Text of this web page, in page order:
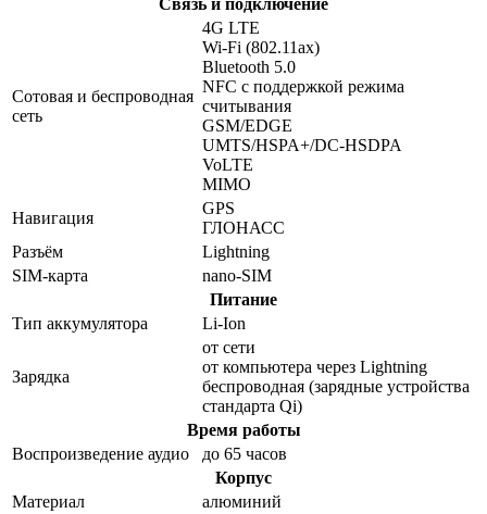
Сотовая и беспроводная
сеть
4G LTE
Wi-Fi (802.11​ax)
Bluetooth 5.0
NFC с поддержкой режима
считывания
GSM/EDGE
UMTS/​HSPA+/​DC-HSDPA
VoLTE
MIMO
Навигация
GPS
ГЛОНАСС
Разъём
Lightning
SIM-карта
nano-SIM
Питание
Тип аккумулятора
Li-Ion
Зарядка
от сети
от компьютера через Lightning
беспроводная (зарядные устройства
стандарта Qi)
Время работы
Воспроизведение аудио
до 65 часов
Корпус
Материал
алюминий